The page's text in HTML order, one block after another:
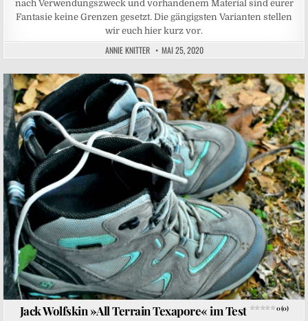
nach Verwendungszweck und vorhandenem Material sind eurer
Fantasie keine Grenzen gesetzt. Die gängigsten Varianten stellen
wir euch hier kurz vor.
ANNIE KNITTER MAI 25, 2020
Posted in
Jack Wolfskin »All Terrain Texapore« im Test 0 (0)